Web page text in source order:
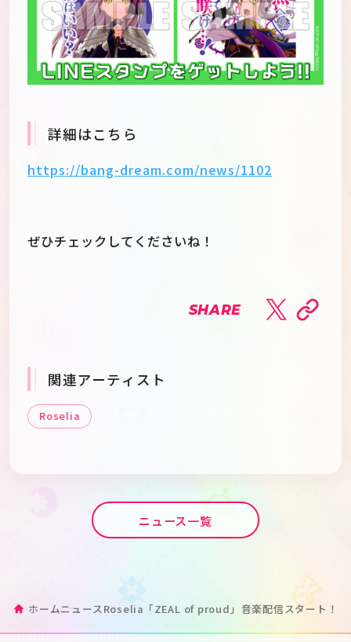
詳細はこちら
https://bang-dream.com/news/1102
ぜひチェックしてくださいね！
SHARE
関連アーティスト
Roselia
ニュース一覧
ホームニュース Roselia「ZEAL of proud」音楽配信スタート！